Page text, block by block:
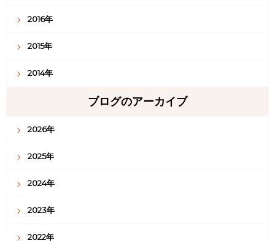
2016年
2015年
2014年
ブログのアーカイブ
2026年
2025年
2024年
2023年
2022年